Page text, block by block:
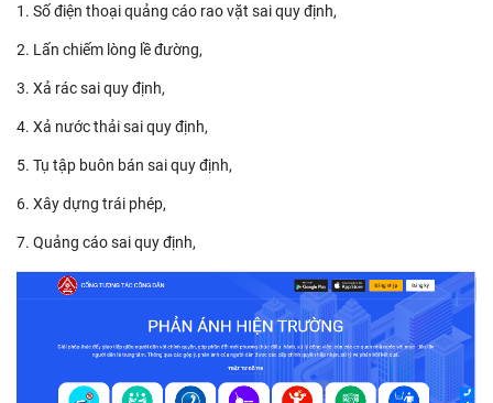
1. Số điện thoại quảng cáo rao vặt sai quy định,
2. Lấn chiếm lòng lề đường,
3. Xả rác sai quy định,
4. Xả nước thải sai quy định,
5. Tụ tập buôn bán sai quy định,
6. Xây dựng trái phép,
7. Quảng cáo sai quy định,